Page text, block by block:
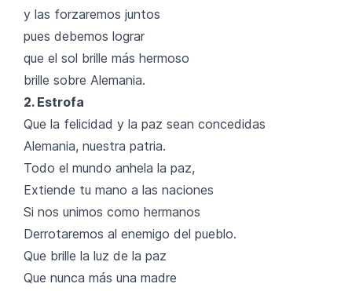
y las forzaremos juntos
pues debemos lograr
que el sol brille más hermoso
brille sobre Alemania.
2. Estrofa
Que la felicidad y la paz sean concedidas
Alemania, nuestra patria.
Todo el mundo anhela la paz,
Extiende tu mano a las naciones
Si nos unimos como hermanos
Derrotaremos al enemigo del pueblo.
Que brille la luz de la paz
Que nunca más una madre